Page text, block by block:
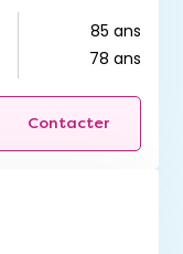
85 ans
78 ans
Contacter